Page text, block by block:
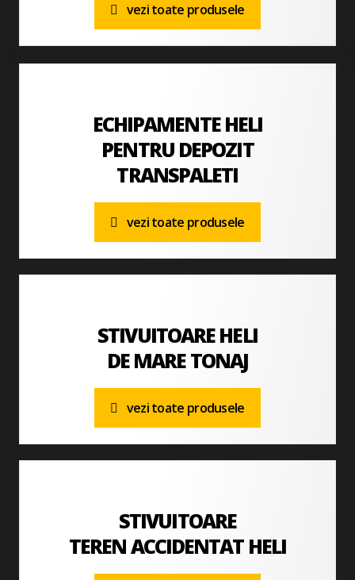
vezi toate produsele
ECHIPAMENTE HELI
PENTRU DEPOZIT
TRANSPALETI
vezi toate produsele
STIVUITOARE HELI
DE MARE TONAJ
vezi toate produsele
STIVUITOARE
TEREN ACCIDENTAT HELI